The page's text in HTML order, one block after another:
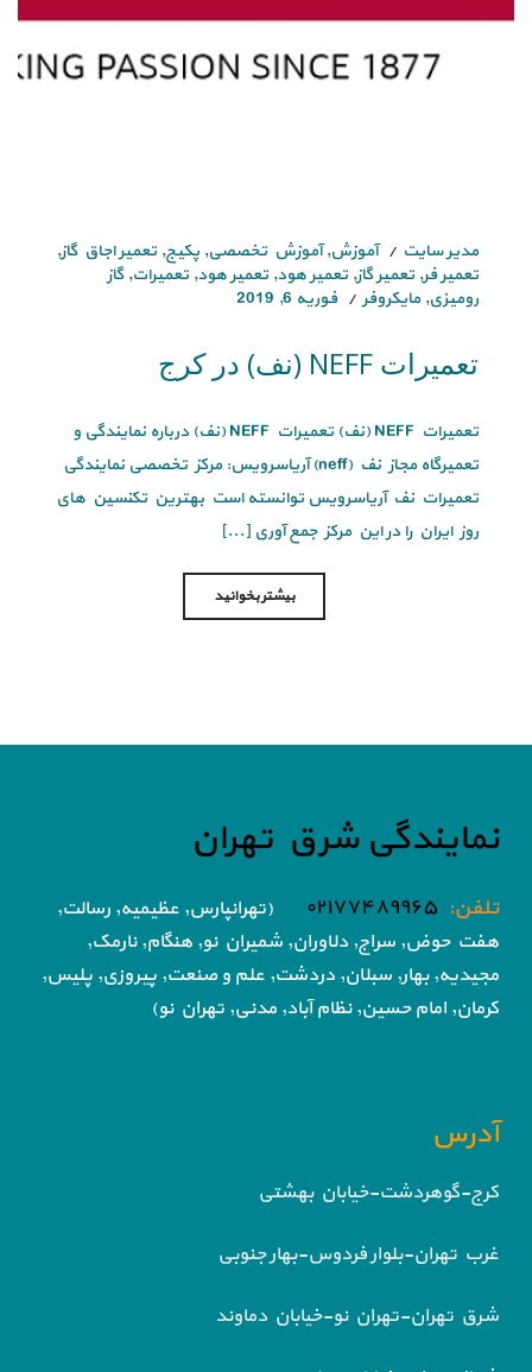
مدیر سایت آموزش,آموزش تخصصی, پکیج, تعمیر اجاق گاز,
تعمیر فر, تعمیر گاز, تعمیر هود, تعمیر هود, تعمیرات,گاز
رومیزی, مایکروفر فوریه 6, 2019
تعمیرات NEFF (نف) در کرج
تعمیرات NEFF (نف) تعمیرات NEFF (نف) درباره نمایندگی و
تعمیرگاه مجاز نف (neff) آریاسرویس: مرکز تخصصی نمایندگی
تعمیرات نف آریاسرویس توانسته است بهترین تکنسین های
روز ایران را در این مرکز جمع آوری [...]
بیشتر بخوانید
نمایندگی شرق تهران
تلفن: ۰۲۱۷۷۴۸۹۹۶۵
(تهرانپارس, عظیمیه, رسالت,
هفت حوض, سراج, دلاوران, شمیران نو, هنگام, نارمک,
مجیدیه, بهار, سبلان, دردشت, علم و صنعت, پیروزی, پلیس,
کرمان, امام حسین, نظام آباد, مدنی, تهران نو)
آدرس
کرج-گوهردشت-خیابان بهشتی
غرب تهران-بلوار فردوس-بهار جنوبی
شرق تهران-تهران نو-خیابان دماوند